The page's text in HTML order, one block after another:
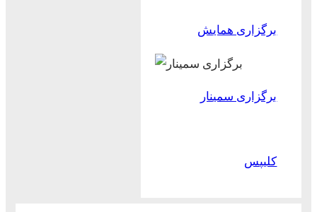
برگزاری همایش
برگزاری سمینار
کلیپس